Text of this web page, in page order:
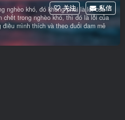
nghèo khó, đó không phải là lỗi của
chết trong nghèo khó, thì đó là lỗi của
điều mình thích và theo đuổi đam mê
关注 私信